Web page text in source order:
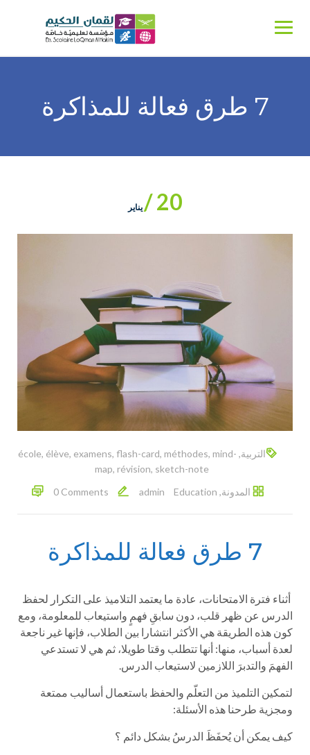
7 طرق فعالة للمذاكرة
20 / يناير
التربية,
école, élève, examens, flash-card, méthodes, mind-
map, révision, sketch-note
المدونة,
Education
admin
0 Comments
7 طرق فعالة للمذاكرة
أثناء فترة الامتحانات، عادة ما يعتمد التلاميذ على التكرار لحفظ
الدرس عن ظهر قلب، دون سابقِ فهمٍ واستيعاب للمعلومة، ومع
كون هذه الطريقة هي الأكثر انتشارا بين الطلاب، فإنها غير ناجعة
لعدة أسباب، منها: أنها تتطلب وقتا طويلا، ثم هي لا تستدعي
الفهمَ والتدبرَ اللازمين لاستيعاب الدرس.
لتمكين التلميذ من التعلّم والحفظ باستعمال أساليب ممتعة
ومجزية طرحنا هذه الأسئلة:
كيف يمكن أن يُحفَظَ الدرسُ بشكل دائم ؟